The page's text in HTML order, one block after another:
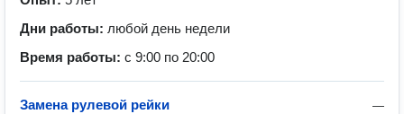
Дни работы: любой день недели
Время работы: с 9:00 по 20:00
—
Замена рулевой рейки